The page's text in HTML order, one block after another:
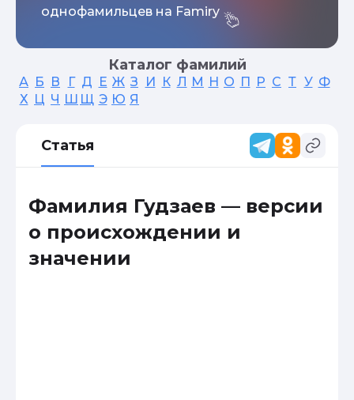
однофамильцев на Famiry
Каталог фамилий
А Б В Г Д Е Ж З И К Л М Н О П Р С Т У Ф
Х Ц Ч Ш Щ Э Ю Я
Статья
Фамилия Гудзаев — версии
о происхождении и
значении